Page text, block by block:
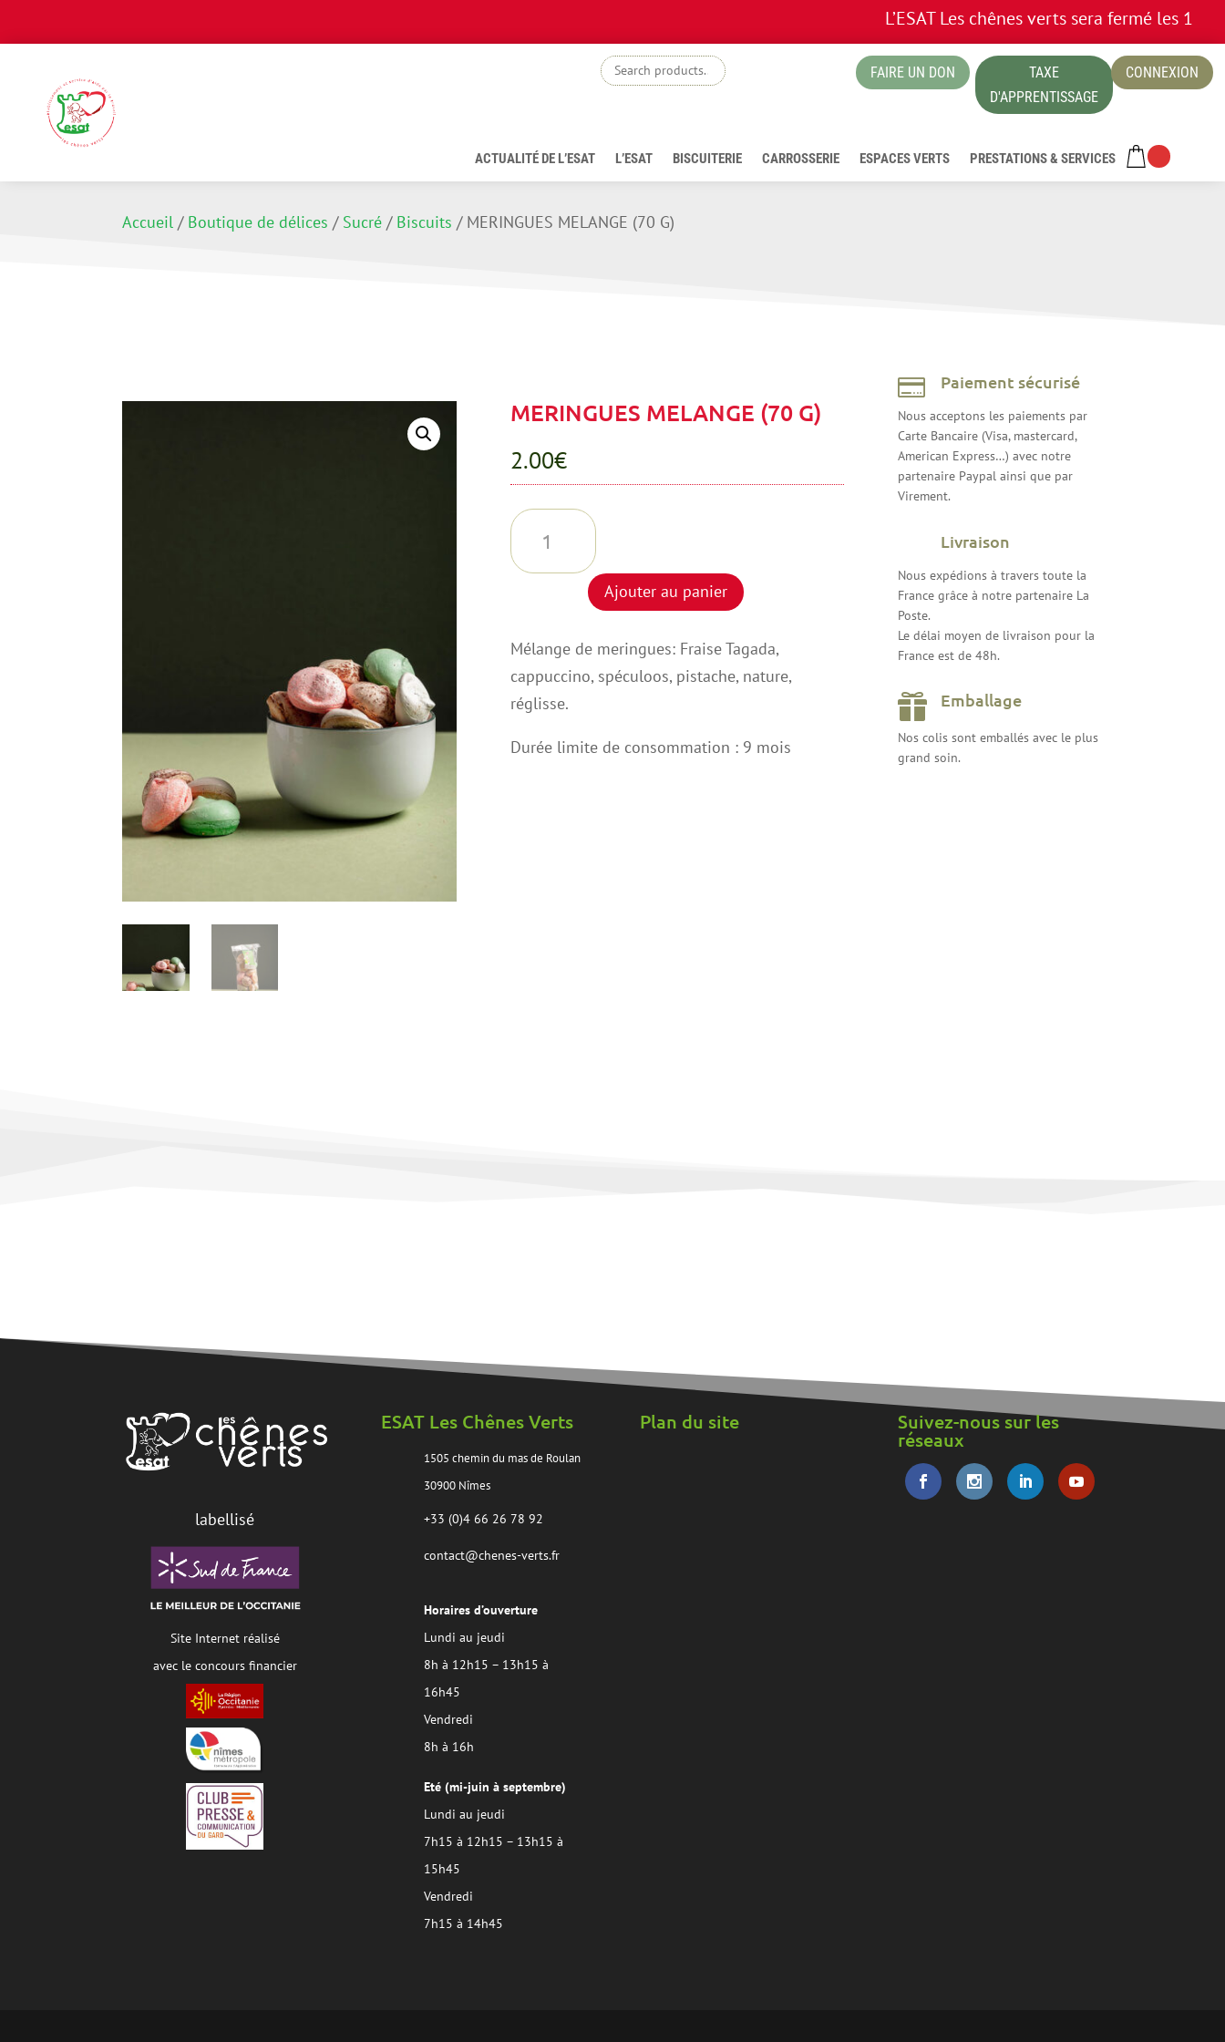
L’ESAT Les chênes verts sera fermé les 13
FAIRE UN DON
TAXE
D'APPRENTISSAGE
CONNEXION
ACTUALITÉ DE L’ESAT L’ESAT BISCUITERIE CARROSSERIE ESPACES VERTS PRESTATIONS & SERVICES
Accueil / Boutique de délices / Sucré / Biscuits / MERINGUES MELANGE (70 G)
MERINGUES MELANGE (70 G)
2.00€
quantité
de
MERINGUES
G)
Ajouter au panier
Mélange de meringues: Fraise Tagada,
cappuccino, spéculoos, pistache, nature,
réglisse.
Durée limite de consommation : 9 mois
 Paiement sécurisé
Nous acceptons les paiements par
Carte Bancaire (Visa, mastercard,
American Express…) avec notre
partenaire Paypal ainsi que par
Virement.
Livraison
Nous expédions à travers toute la
France grâce à notre partenaire La
Poste.
Le délai moyen de livraison pour la
France est de 48h.
 Emballage
Nos colis sont emballés avec le plus
grand soin.
labellisé
Site Internet réalisé
avec le concours financier
ESAT Les Chênes Verts
1505 chemin du mas de Roulan
30900 Nîmes
+33 (0)4 66 26 78 92
contact@chenes-verts.fr
Horaires d’ouverture
Lundi au jeudi
8h à 12h15 – 13h15 à
16h45
Vendredi
8h à 16h
Eté (mi-juin à septembre)
Lundi au jeudi
7h15 à 12h15 – 13h15 à
15h45
Vendredi
7h15 à 14h45
Plan du site Suivez-nous sur les
réseaux